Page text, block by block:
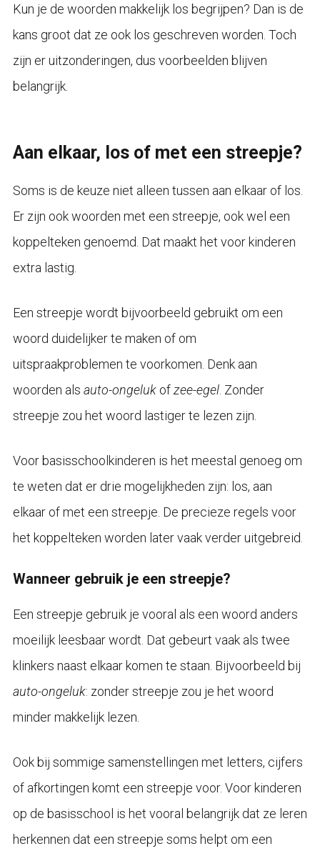
Kun je de woorden makkelijk los begrijpen? Dan is de
kans groot dat ze ook los geschreven worden. Toch
zijn er uitzonderingen, dus voorbeelden blijven
belangrijk.
Aan elkaar, los of met een streepje?
Soms is de keuze niet alleen tussen aan elkaar of los.
Er zijn ook woorden met een streepje, ook wel een
koppelteken genoemd. Dat maakt het voor kinderen
extra lastig.
Een streepje wordt bijvoorbeeld gebruikt om een
woord duidelijker te maken of om
uitspraakproblemen te voorkomen. Denk aan
woorden als auto-ongelukofzee-egel. Zonder
streepje zou het woord lastiger te lezen zijn.
Voor basisschoolkinderen is het meestal genoeg om
te weten dat er drie mogelijkheden zijn: los, aan
elkaar of met een streepje. De precieze regels voor
het koppelteken worden later vaak verder uitgebreid.
Wanneer gebruik je een streepje?
Een streepje gebruik je vooral als een woord anders
moeilijk leesbaar wordt. Dat gebeurt vaak als twee
klinkers naast elkaar komen te staan. Bijvoorbeeld bij
auto-ongeluk: zonder streepje zou je het woord
minder makkelijk lezen.
Ook bij sommige samenstellingen met letters, cijfers
of afkortingen komt een streepje voor. Voor kinderen
op de basisschool is het vooral belangrijk dat ze leren
herkennen dat een streepje soms helpt om een